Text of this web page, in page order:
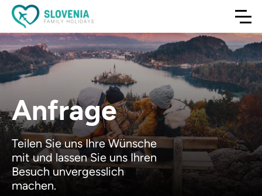
Anfrage
Teilen Sie uns Ihre Wünsche
mit und lassen Sie uns Ihren
Besuch unvergesslich
machen.